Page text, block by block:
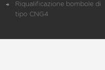
Riqualificazione bombole di
tipo CNG4